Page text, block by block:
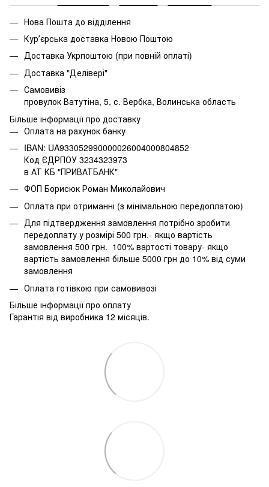
Нова Пошта до відділення
Курʼєрська доставка Новою Поштою
Доставка Укрпоштою (при повній оплаті)
Доставка "Делівері"
Самовивіз
провулок Ватутіна, 5, с. Вербка, Волинська область
Більше інформації про доставку
Оплата на рахунок банку
IBAN: UA933052990000026004000804852
Код ЄДРПОУ 3234323973
в АТ КБ "ПРИВАТБАНК"
ФОП Борисюк Роман Миколайович
Оплата при отриманні (з мінімальною передоплатою)
Для підтвердження замовлення потрібно зробити
передоплату у розмірі 500 грн.- якщо вартість
замовлення 500 грн. 100% вартості товару- якщо
вартість замовлення більше 5000 грн до 10% від суми
замовлення
Оплата готівкою при самовивозі
Більше інформації про оплату
Гарантія від виробника 12 місяців.